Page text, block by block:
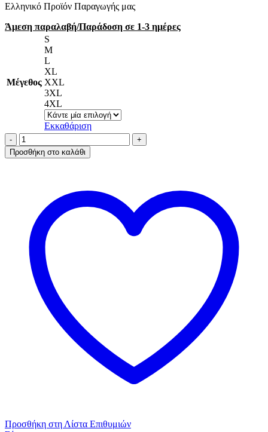
Ελληνικό Προϊόν Παραγωγής μας
Άμεση παραλαβή/Παράδοση σε 1-3 ημέρες
Μέγεθος
S
M
L
XL
XXL
3XL
4XL
Εκκαθάριση
AA-
UNDERWEAR
Κιλοτάκι
Modal
Μοβ
ποσότητα
Προσθήκη στο καλάθι
Προσθήκη στη Λίστα Επιθυμιών